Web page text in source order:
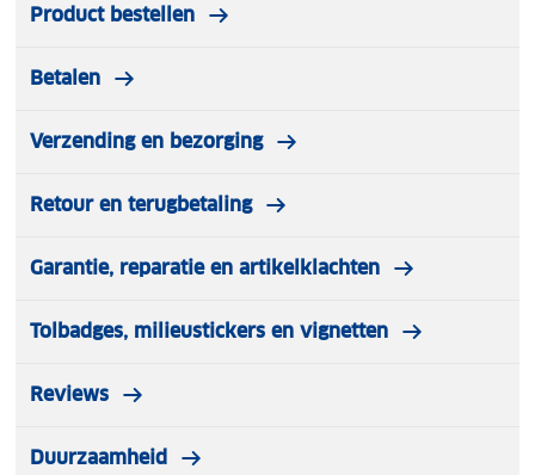
Product bestellen
Betalen
Verzending en bezorging
Retour en terugbetaling
Garantie, reparatie en artikelklachten
Tolbadges, milieustickers en vignetten
Reviews
Duurzaamheid